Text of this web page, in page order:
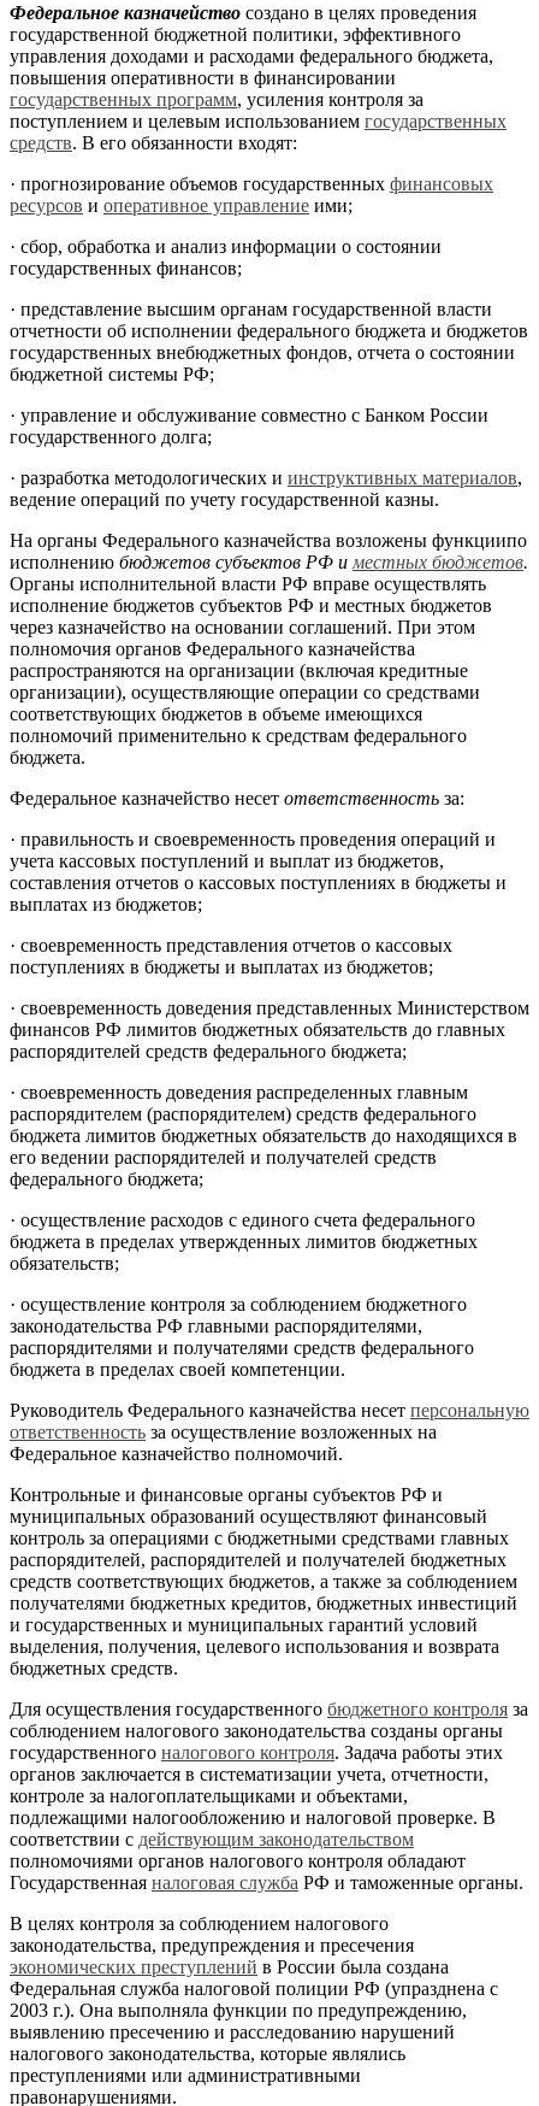
Федеральное казначейство создано в целях проведения
государственной бюджетной политики, эффективного
управления доходами и расходами федерального бюджета,
повышения оперативности в финансировании
государственных программ, усиления контроля за
поступлением и целевым использованием государственных
средств. В его обязанности входят:
· прогнозирование объемов государственных финансовых
ресурсов и оперативное управление ими;
· сбор, обработка и анализ информации о состоянии
государственных финансов;
· представление высшим органам государственной власти
отчетности об исполнении федерального бюджета и бюджетов
государственных внебюджетных фондов, отчета о состоянии
бюджетной системы РФ;
· управление и обслуживание совместно с Банком России
государственного долга;
· разработка методологических и инструктивных материалов,
ведение операций по учету государственной казны.
На органы Федерального казначейства возложены функциипо
исполнению бюджетов субъектов РФ и местных бюджетов.
Органы исполнительной власти РФ вправе осуществлять
исполнение бюджетов субъектов РФ и местных бюджетов
через казначейство на основании соглашений. При этом
полномочия органов Федерального казначейства
распространяются на организации (включая кредитные
организации), осуществляющие операции со средствами
соответствующих бюджетов в объеме имеющихся
полномочий применительно к средствам федерального
бюджета.
Федеральное казначейство несет ответственность за:
· правильность и своевременность проведения операций и
учета кассовых поступлений и выплат из бюджетов,
составления отчетов о кассовых поступлениях в бюджеты и
выплатах из бюджетов;
· своевременность представления отчетов о кассовых
поступлениях в бюджеты и выплатах из бюджетов;
· своевременность доведения представленных Министерством
финансов РФ лимитов бюджетных обязательств до главных
распорядителей средств федерального бюджета;
· своевременность доведения распределенных главным
распорядителем (распорядителем) средств федерального
бюджета лимитов бюджетных обязательств до находящихся в
его ведении распорядителей и получателей средств
федерального бюджета;
· осуществление расходов с единого счета федерального
бюджета в пределах утвержденных лимитов бюджетных
обязательств;
· осуществление контроля за соблюдением бюджетного
законодательства РФ главными распорядителями,
распорядителями и получателями средств федерального
бюджета в пределах своей компетенции.
Руководитель Федерального казначейства несет персональную
ответственность за осуществление возложенных на
Федеральное казначейство полномочий.
Контрольные и финансовые органы субъектов РФ и
муниципальных образований осуществляют финансовый
контроль за операциями с бюджетными средствами главных
распорядителей, распорядителей и получателей бюджетных
средств соответствующих бюджетов, а также за соблюдением
получателями бюджетных кредитов, бюджетных инвестиций
и государственных и муниципальных гарантий условий
выделения, получения, целевого использования и возврата
бюджетных средств.
Для осуществления государственного бюджетного контроля за
соблюдением налогового законодательства созданы органы
государственного налогового контроля. Задача работы этих
органов заключается в систематизации учета, отчетности,
контроле за налогоплательщиками и объектами,
подлежащими налогообложению и налоговой проверке. В
соответствии с действующим законодательством
полномочиями органов налогового контроля обладают
Государственная налоговая служба РФ и таможенные органы.
В целях контроля за соблюдением налогового
законодательства, предупреждения и пресечения
экономических преступлений в России была создана
Федеральная служба налоговой полиции РФ (упразднена с
2003 г.). Она выполняла функции по предупреждению,
выявлению пресечению и расследованию нарушений
налогового законодательства, которые являлись
преступлениями или административными
правонарушениями.